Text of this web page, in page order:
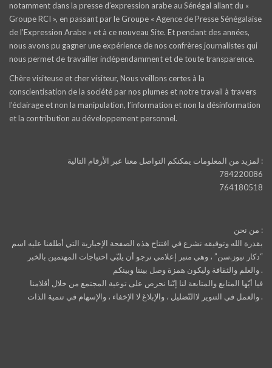
notamment dans la presse d’expression arabe au Sénégal allant du «
Groupe RCI », en passant par le Groupe « Agence de Presse Sénégalaise
de l’Expression Arabe » et à ce nouveau Site. Et pendant des années,
nous avons pu gagner une expérience de nos confrères journalistes qui
nous permet de travailler indépendamment et de toute transparence.
Chère visiteuse et cher visiteur, Nous veillons certes à la
conscientisation de la société par nos plumes et notre travail à travers
l’éclairage et non la manipulation, l’information et non la désinformation
et la contribution au développement personnel.
لمزيد من المعلومات يمكنكم التواصل معنا عبر الأرقام التالية :
784220086
764180518
من نحن :
بقدرة الله وتوفيقه نشرع في افتتاح هذه الصفحة الإخبارية التي أطلقنا عليه اسم
“دكار نيوز.سن” ، وهي منبر إعلامي نرجو أن يلبّي احتياجات المهتمين بالخبر
والعلم والثقافة وليكون همزة وصل بيننا وبينكم .
فيا أيّها المتابع والمتابعة لنا إنّنا نحرص على توعية المجتمع من خلال أقلامنا
والعمل في التنوير لاالتّضليل ، والإبلاغ لا الإخفاء ، والإسهام في تنمية الذات .